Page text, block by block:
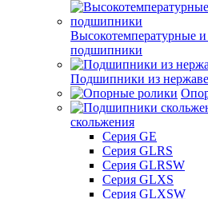
Высокотемпературные
подшипники
Подшипники из
скольжения
Серия GE
Серия GLRS
Серия GLRSW
Серия GLXS
Серия GLXSW